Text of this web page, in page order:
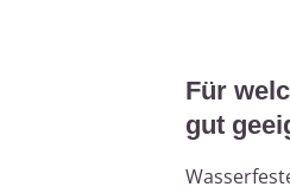
Für
gut